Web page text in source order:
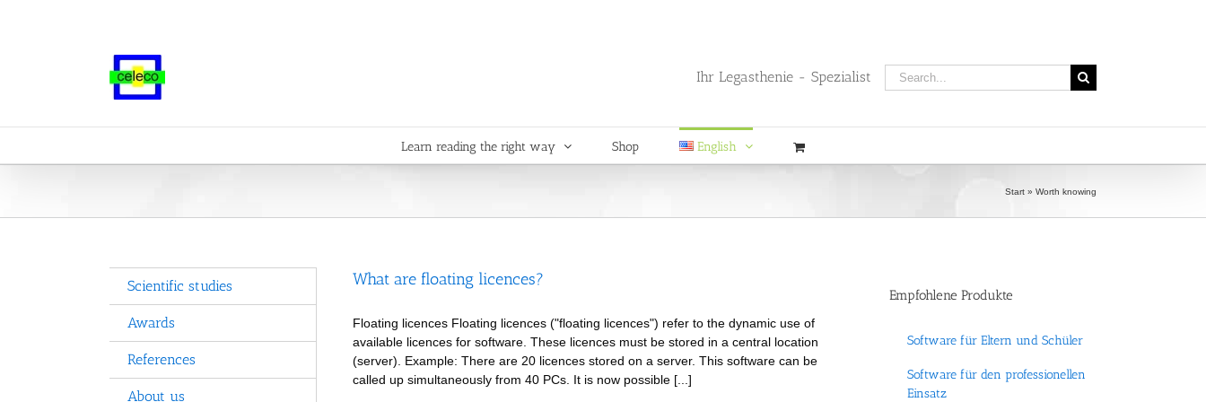
Ihr Legasthenie - Spezialist
Search
for:
Learn reading the right way Shop English
Start » Worth knowing
What are floating licences?
Floating licences Floating licences ("floating licences") refer to the dynamic use of
available licences for software. These licences must be stored in a central location
(server). Example: There are 20 licences stored on a server. This software can be
called up simultaneously from 40 PCs. It is now possible [...]
Scientific studies
Awards
References
About us
Empfohlene Produkte
Software für Eltern und Schüler
Software für den professionellen
Einsatz